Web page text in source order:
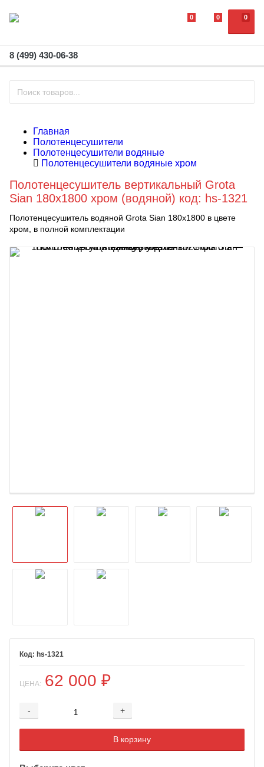
0
0 0
8 (499) 430-06-38
Главная
Полотенцесушители
Полотенцесушители водяные
Полотенцесушители водяные хром
Полотенцесушитель вертикальный Grota
Sian 180х1800 хром (водяной) код: hs-1321
Полотенцесушитель водяной Grota Sian 180х1800 в цвете
хром, в полной комплектации
hs-1321
ЦЕНА: 62 000 ₽
- +
Добавляется...
В корзину
Добавлен